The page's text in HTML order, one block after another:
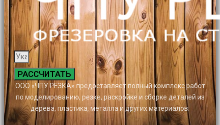
РАССЧИТАТЬ
ООО «ЧПУ РЕЗКА» предоставляет полный комплекс работ
по моделированию, резке, раскройке и сборке деталей из
дерева, пластика, металла и других материалов.